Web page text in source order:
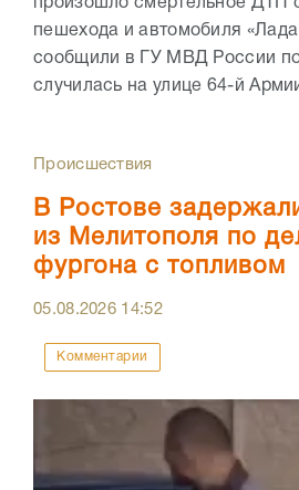
произошло смертельное ДТП
пешехода и автомобиля
сообщили в ГУ МВД России по
случилась на улице 64-й
Происшествия
В Ростове
из Мелитополя по
фургона с топливом
05.08.2026 14:52
Комментарии